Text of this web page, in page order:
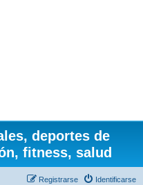
deportes de
fitness, salud
Identificarse
Registrarse